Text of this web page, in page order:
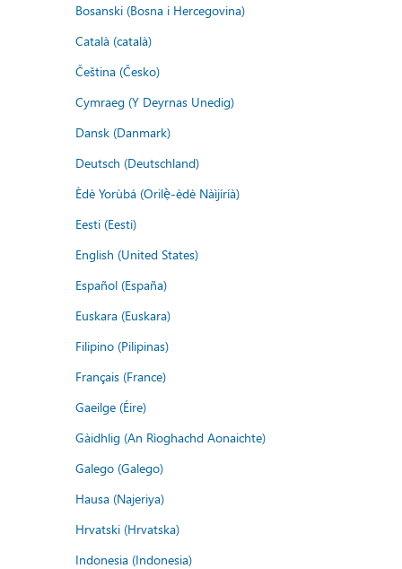
Bosanski (Bosna i Hercegovina)
Català (català)
Čeština (Česko)
Cymraeg (Y Deyrnas Unedig)
Dansk (Danmark)
Deutsch (Deutschland)
Èdè Yorùbá (Orilẹ̀-èdè Nàìjíríà)
Eesti (Eesti)
English (United States)
Español (España)
Euskara (Euskara)
Filipino (Pilipinas)
Français (France)
Gaeilge (Éire)
Gàidhlig (An Rìoghachd Aonaichte)
Galego (Galego)
Hausa (Najeriya)
Hrvatski (Hrvatska)
Indonesia (Indonesia)